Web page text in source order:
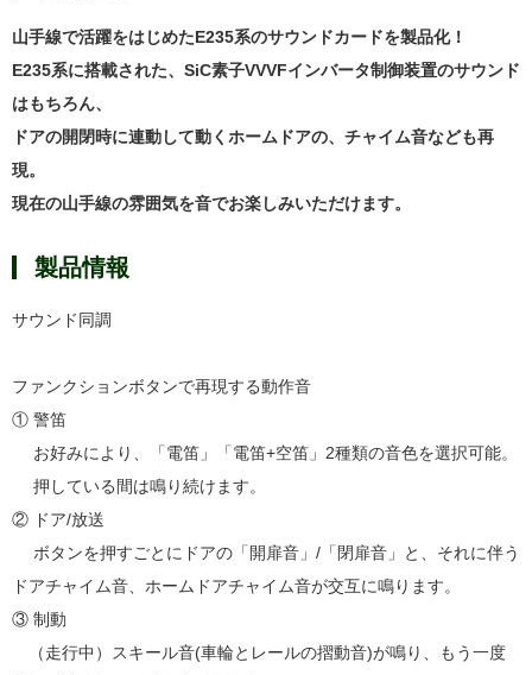
山手線で活躍をはじめたE235系のサウンドカードを製品化！
E235系に搭載された、SiC素子VVVFインバータ制御装置のサウンド
はもちろん、
ドアの開閉時に連動して動くホームドアの、チャイム音なども再
現。
現在の山手線の雰囲気を音でお楽しみいただけます。
製品情報
サウンド同調
ファンクションボタンで再現する動作音
① 警笛
お好みにより、「電笛」「電笛+空笛」2種類の音色を選択可能。
押している間は鳴り続けます。
② ドア/放送
ボタンを押すごとにドアの「開扉音」/「閉扉音」と、それに伴う
ドアチャイム音、ホームドアチャイム音が交互に鳴ります。
③ 制動
（走行中）スキール音(車輪とレールの摺動音)が鳴り、もう一度